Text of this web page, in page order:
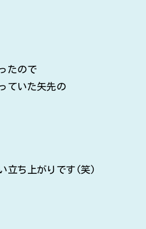
たので
ていた矢先の
立ち上がりです(笑)